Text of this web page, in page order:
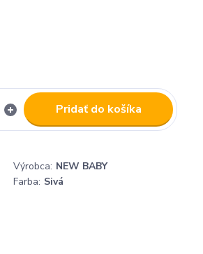
Pridať do košíka
Výrobca: NEW BABY
Farba: Sivá